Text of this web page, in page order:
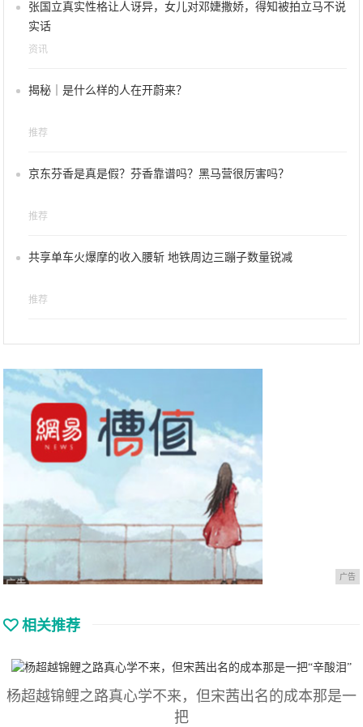
张国立真实性格让人讶异，女儿对邓婕撒娇，得知被拍立马不说
实话
资讯
揭秘｜是什么样的人在开蔚来？
推荐
京东芬香是真是假？芬香靠谱吗？黑马营很厉害吗？
推荐
共享单车火爆摩的收入腰斩 地铁周边三蹦子数量锐减
推荐
广告
相关推荐
杨超越锦鲤之路真心学不来，但宋茜出名的成本那是一
把